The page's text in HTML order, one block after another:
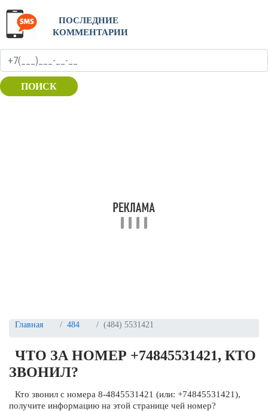
ПОСЛЕДНИЕ
КОММЕНТАРИИ
ПОИСК
Главная 484 (484) 5531421
ЧТО ЗА НОМЕР +74845531421, КТО
ЗВОНИЛ?
Кто звонил с номера 8-4845531421 (или: +74845531421),
получите информацию на этой странице чей номер?